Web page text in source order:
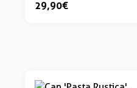
29,90 €